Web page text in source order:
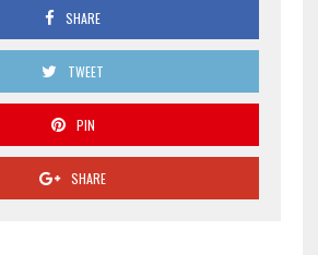
SHARE
TWEET
PIN
SHARE